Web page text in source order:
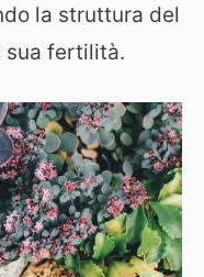
la struttura del
sua fertilità.